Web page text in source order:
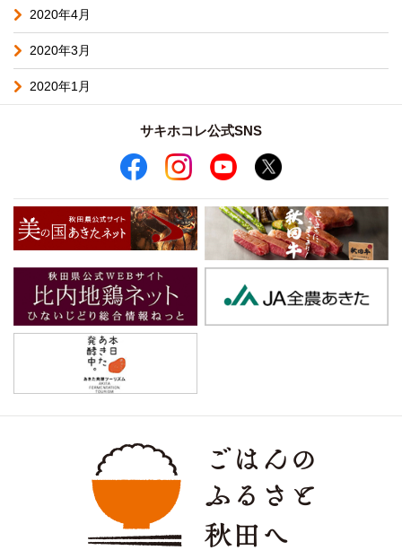
2020年4月
2020年3月
2020年1月
サキホコレ公式SNS